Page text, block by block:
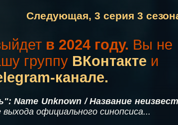
Следующая, 3 серия 3
в 2024 году. Вы не
группу ВКонтакте и
канале.
Name Unknown / Название
официального синопсиса...